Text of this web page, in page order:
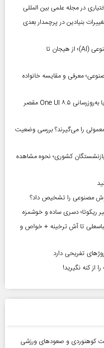
در مجله علمی بین المللی
از تغییرات بنیادین در پرچمدار بعدی
رشد خیره‌کننده بازار توکن‌های هوش مصنوعی (AI)؛ از هیجان تا
معرفی و مقایسه خانواده
بحران باتری در گوشی‌های سامسونگ؛ آیا به‌روزرسانی One UI ۸.۵ مقصر
را می‌گیرند؟ بررسی وضعیت
تومانی بازنشستگان کشوری؛ نحوه مشاهده
مصنوعی را تشخیص داد؟
ریکوتا؛ دسری ساده و خوشمزه
تا آش ترخینه + خواص و
تفریحی دارد
از کنه نگیرید!
کوهنوردی و صعودهای ورزشی